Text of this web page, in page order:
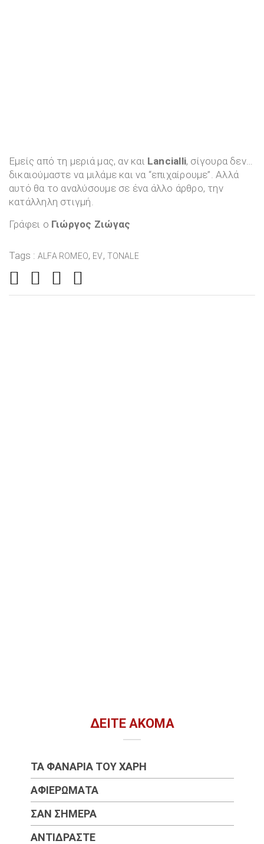
Εμείς από τη μεριά μας, αν και Lancialli, σίγουρα δεν…
δικαιούμαστε να μιλάμε και να “επιχαίρουμε”. Αλλά
αυτό θα το αναλύσουμε σε ένα άλλο άρθρο, την
κατάλληλη στιγμή.
Γράφει ο Γιώργος Ζιώγας
Tags : ALFA ROMEO, EV, TONALE
ΔΕΊΤΕ ΑΚΌΜΑ
ΤΑ ΦΑΝΆΡΙΑ ΤΟΥ ΧΆΡΗ
ΑΦΙΕΡΏΜΑΤΑ
ΣΑΝ ΣΉΜΕΡΑ
ΑΝΤΙΔΡΆΣΤΕ